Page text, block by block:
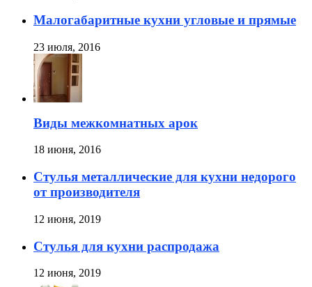
Малогабаритные кухни угловые и прямые
23 июля, 2016
Виды межкомнатных арок
18 июня, 2016
Стулья металлические для кухни недорого
от производителя
12 июня, 2019
Стулья для кухни распродажа
12 июня, 2019